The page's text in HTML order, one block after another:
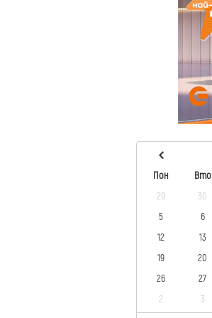
Пон
Вто
29
30
5
6
12
13
19
20
26
27
2
3